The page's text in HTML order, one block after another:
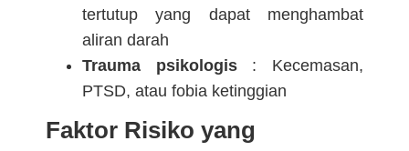
tertutup yang dapat menghambat
aliran darah
Trauma psikologis : Kecemasan,
PTSD, atau fobia ketinggian
Faktor Risiko yang